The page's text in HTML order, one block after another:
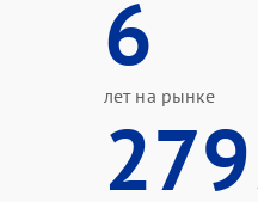
6
лет на рынке